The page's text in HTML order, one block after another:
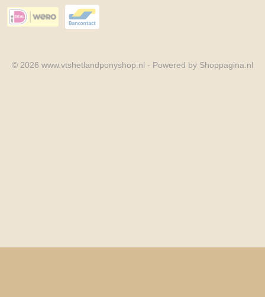
© 2026 www.vtshetlandponyshop.nl - Powered by Shoppagina.nl